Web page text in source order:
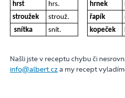
hrst
hrs. hrnek
stroužek
strouž. řapík
snítka
snít. kopeček
Našli jste v receptu chybu či
info@albert.cza my recept